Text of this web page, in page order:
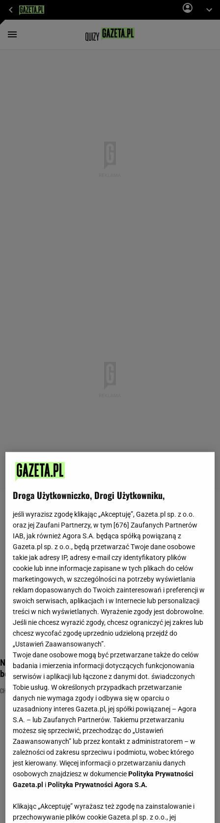
chorwacja
Nie byłeś w Chorwacji? Nie dasz rady rozwiązać tego quizu
bez pomyłki
CHORWACJA NAJNOWSZE QUIZY DZISIAJ DODANE QUIZ WIEDZY OGÓLNEJ
Droga Użytkowniczko, Drogi Użytkowniku,
jeśli wyrazisz zgodę klikając „Akceptuję”, Gazeta.pl sp. z o.o.
oraz jej Zaufani Partnerzy, w tym [676] Zaufanych Partnerów
IAB, jak również Agora S.A. będąca spółką powiązaną z
Gazeta.pl sp. z o.o., będą przetwarzać Twoje dane osobowe
takie jak adresy IP, adresy e-mail czy identyfikatory plików
cookie lub inne informacje zapisane w tych plikach do celów
marketingowych, w szczególności na potrzeby wyświetlania
reklam dopasowanych do Twoich zainteresowań i preferencji w
swoich serwisach, aplikacjach i w Internecie lub personalizacji
treści w nich wyświetlanych. Wyrażenie zgody jest dobrowolne.
Jeśli nie chcesz wyrazić zgody, chcesz ograniczyć jej zakres lub
chcesz wycofać zgodę uprzednio udzieloną przejdź do
„Ustawień Zaawansowanych”.
Twoje dane osobowe mogą być przetwarzane także do celów
badania i mierzenia informacji dotyczących funkcjonowania
serwisów i aplikacji lub łączone z danymi dot. świadczonych
Tobie usług. W określonych przypadkach przetwarzanie
danych nie wymaga zgody i odbywa się w oparciu o
uzasadniony interes Gazeta.pl, jej spółki powiązanej – Agora
S.A. – lub Zaufanych Partnerów. Takiemu przetwarzaniu
możesz się sprzeciwić, przechodząc do „Ustawień
Zaawansowanych” lub przez kontakt z administratorem – w
zależności od zakresu sprzeciwu i podmiotu, wobec którego
jest kierowany. Więcej informacji o przetwarzaniu danych
osobowych znajdziesz w dokumenciePolityka Prywatności
Gazeta.pl iPolityka Prywatności Agora S.A.
Klikając „Akceptuję” wyrażasz też zgodę na zainstalowanie i
przechowywanie plików cookie Gazeta.pl sp. z o.o., jej